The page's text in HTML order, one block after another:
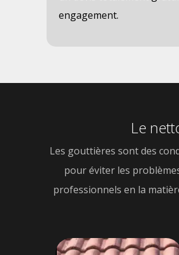
engagement.
Le
Les gouttières sont des
pour éviter les
professionnels en la